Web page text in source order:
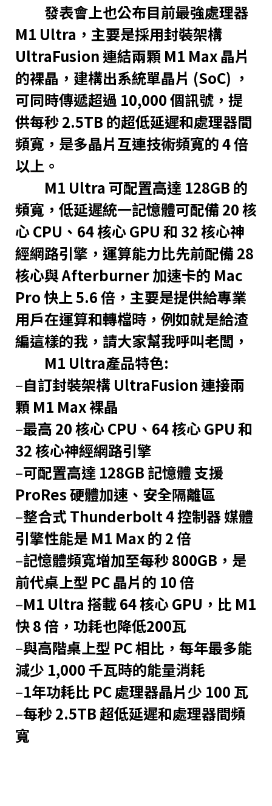
發表會上也公布目前最強處理器
M1 Ultra，主要是採用封裝架構
UltraFusion 連結兩顆 M1 Max 晶片
的裸晶，建構出系統單晶片 (SoC) ，
可同時傳遞超過 10,000 個訊號，提
供每秒 2.5TB 的超低延遲和處理器間
頻寬，是多晶片互連技術頻寬的 4 倍
以上。
M1 Ultra 可配置高達 128GB 的
頻寬，低延遲統一記憶體可配備 20 核
心 CPU、64 核心 GPU 和 32 核心神
經網路引擎，運算能力比先前配備 28
核心與 Afterburner 加速卡的 Mac
Pro 快上 5.6 倍，主要是提供給專業
用戶在運算和轉檔時，例如就是給渣
編這樣的我，請大家幫我呼叫老闆，
M1 Ultra產品特色:
–自訂封裝架構 UltraFusion 連接兩
顆 M1 Max 裸晶
–最高 20 核心 CPU、64 核心 GPU 和
32 核心神經網路引擎
–可配置高達 128GB 記憶體 支援
ProRes 硬體加速、安全隔離區
–整合式 Thunderbolt 4 控制器 媒體
引擎性能是 M1 Max 的 2 倍
–記憶體頻寬增加至每秒 800GB，是
前代桌上型 PC 晶片的 10 倍
–M1 Ultra 搭載 64 核心 GPU，比 M1
快 8 倍，功耗也降低200瓦
–與高階桌上型 PC 相比，每年最多能
減少 1,000 千瓦時的能量消耗
–1年功耗比 PC 處理器晶片少 100 瓦
–每秒 2.5TB 超低延遲和處理器間頻
寬